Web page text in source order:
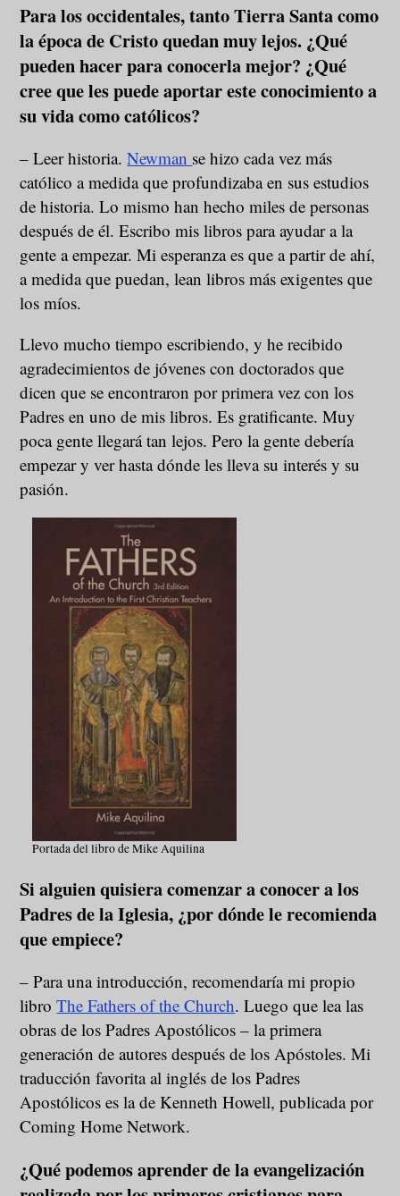
Para los occidentales, tanto Tierra Santa como
la época de Cristo quedan muy lejos. ¿Qué
pueden hacer para conocerla mejor? ¿Qué
cree que les puede aportar este conocimiento a
su vida como católicos?
– Leer historia.Newman se hizo cada vez más
católico a medida que profundizaba en sus estudios
de historia. Lo mismo han hecho miles de personas
después de él. Escribo mis libros para ayudar a la
gente a empezar. Mi esperanza es que a partir de ahí,
a medida que puedan, lean libros más exigentes que
los míos.
Llevo mucho tiempo escribiendo, y he recibido
agradecimientos de jóvenes con doctorados que
dicen que se encontraron por primera vez con los
Padres en uno de mis libros. Es gratificante. Muy
poca gente llegará tan lejos. Pero la gente debería
empezar y ver hasta dónde les lleva su interés y su
pasión.
Portada del libro de Mike Aquilina
Si alguien quisiera comenzar a conocer a los
Padres de la Iglesia, ¿por dónde le recomienda
que empiece?
– Para una introducción, recomendaría mi propio
libroThe Fathers of the Church. Luego que lea las
obras de los Padres Apostólicos – la primera
generación de autores después de los Apóstoles. Mi
traducción favorita al inglés de los Padres
Apostólicos es la de Kenneth Howell, publicada por
Coming Home Network.
¿Qué podemos aprender de la evangelización